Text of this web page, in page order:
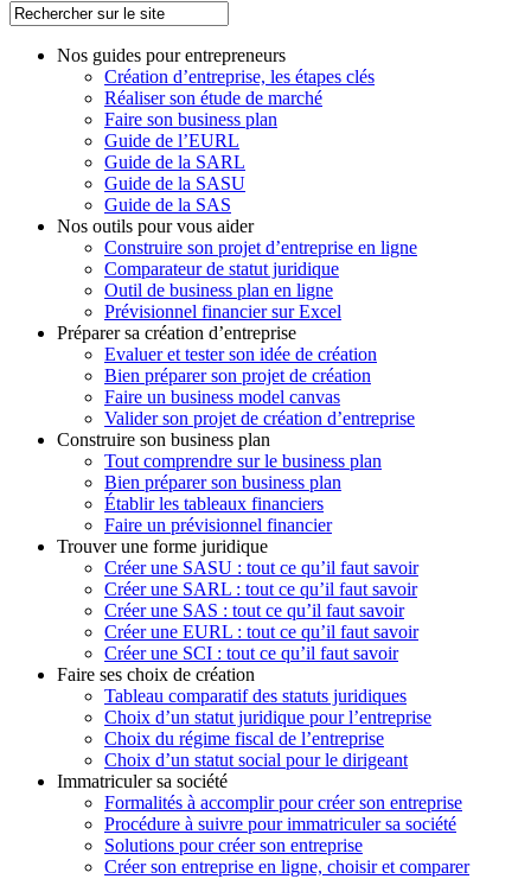
Nos guides pour entrepreneurs
Création d’entreprise, les étapes clés
Réaliser son étude de marché
Faire son business plan
Guide de l’EURL
Guide de la SARL
Guide de la SASU
Guide de la SAS
Nos outils pour vous aider
Construire son projet d’entreprise en ligne
Comparateur de statut juridique
Outil de business plan en ligne
Prévisionnel financier sur Excel
Préparer sa création d’entreprise
Evaluer et tester son idée de création
Bien préparer son projet de création
Faire un business model canvas
Valider son projet de création d’entreprise
Construire son business plan
Tout comprendre sur le business plan
Bien préparer son business plan
Établir les tableaux financiers
Faire un prévisionnel financier
Trouver une forme juridique
Créer une SASU : tout ce qu’il faut savoir
Créer une SARL : tout ce qu’il faut savoir
Créer une SAS : tout ce qu’il faut savoir
Créer une EURL : tout ce qu’il faut savoir
Créer une SCI : tout ce qu’il faut savoir
Faire ses choix de création
Tableau comparatif des statuts juridiques
Choix d’un statut juridique pour l’entreprise
Choix du régime fiscal de l’entreprise
Choix d’un statut social pour le dirigeant
Immatriculer sa société
Formalités à accomplir pour créer son entreprise
Procédure à suivre pour immatriculer sa société
Solutions pour créer son entreprise
Créer son entreprise en ligne, choisir et comparer